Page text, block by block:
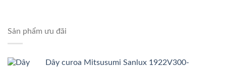
Sản phẩm ưu đãi
Dây curoa Mitsusumi Sanlux 1922V300-